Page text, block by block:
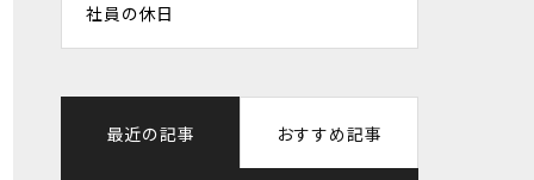
社員の休日
最近の記事 おすすめ記事